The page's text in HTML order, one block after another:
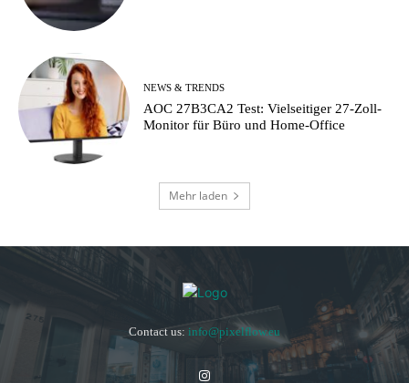
NEWS & TRENDS
AOC 27B3CA2 Test: Vielseitiger 27-Zoll-
Monitor für Büro und Home-Office
Mehr laden
Contact us: info@pixelflow.eu